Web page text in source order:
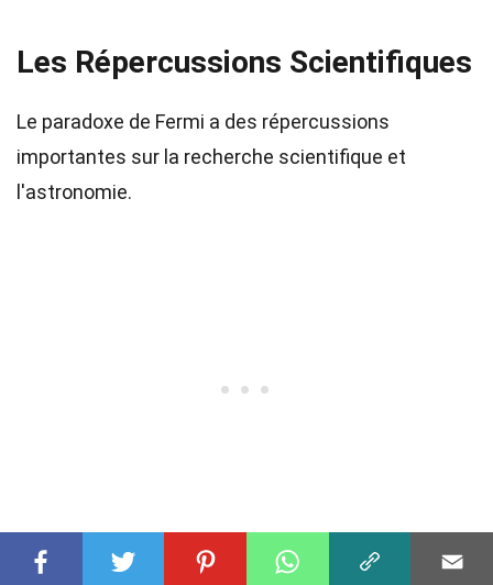
Les Répercussions Scientifiques
Le paradoxe de Fermi a des répercussions
importantes sur la recherche scientifique et
l'astronomie.
34 Nouvelles théories
: Il stimule le